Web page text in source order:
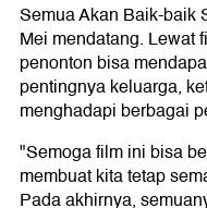
Semua Akan Baik-baik
Mei mendatang. Lewat
penonton bisa
pentingnya keluarga,
menghadapi berbagai
"Semoga film ini bisa
membuat kita tetap
Pada akhirnya,